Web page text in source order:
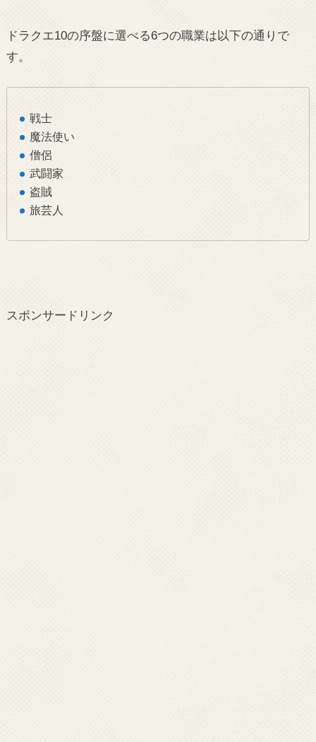
ドラクエ10の序盤に選べる6つの職業は以下の通りで
す。
戦士
魔法使い
僧侶
武闘家
盗賊
旅芸人
スポンサードリンク